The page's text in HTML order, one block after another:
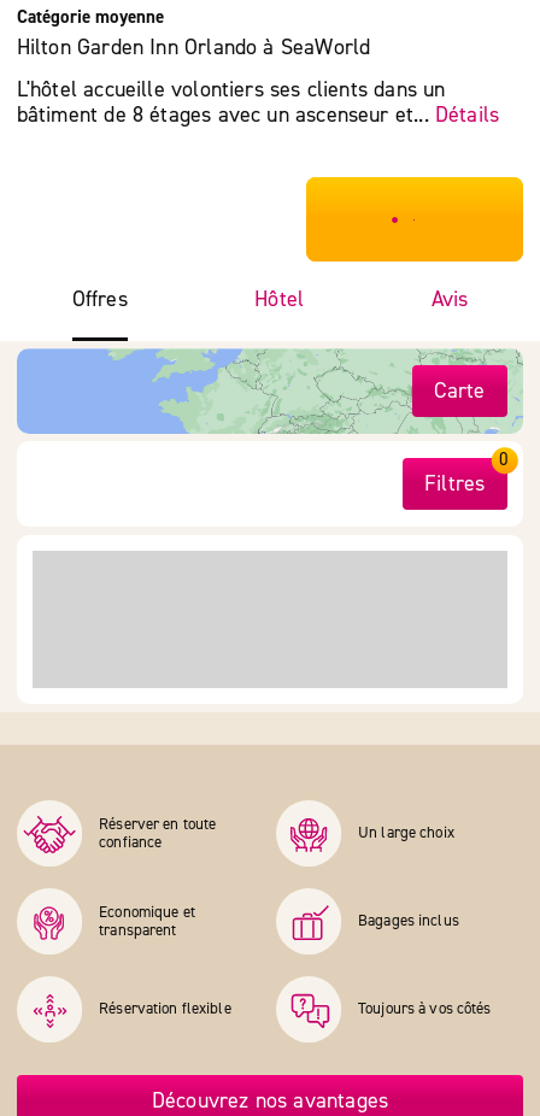
Catégorie moyenne
Hilton Garden Inn Orlando à SeaWorld
L'hôtel accueille volontiers ses clients dans un
bâtiment de 8 étages avec un ascenseur et... Détails
***************
Offres Hôtel Avis
Carte
Filtres
0
Réserver en toute
confiance
Un large choix
Economique et
transparent
Bagages inclus
Réservation flexible Toujours à vos côtés
Découvrez nos avantages